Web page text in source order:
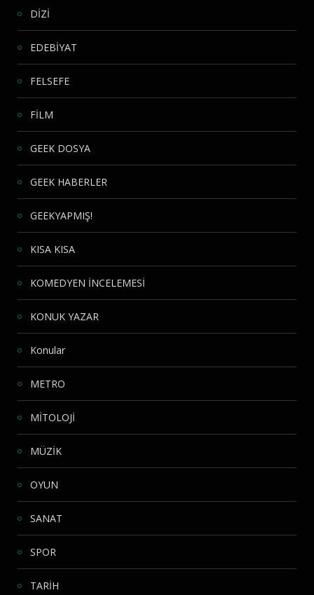
DİZİ
EDEBİYAT
FELSEFE
FİLM
GEEK DOSYA
GEEK HABERLER
GEEKYAPMIŞ!
KISA KISA
KOMEDYEN İNCELEMESİ
KONUK YAZAR
Konular
METRO
MİTOLOJİ
MÜZİK
OYUN
SANAT
SPOR
TARİH